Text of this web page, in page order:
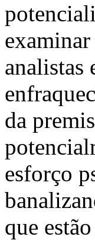
analistas
da
esforço
que